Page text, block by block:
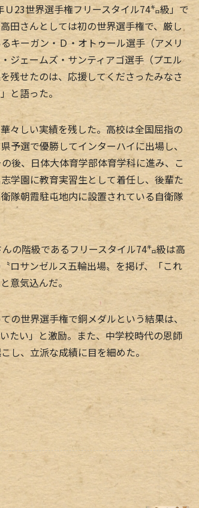
23世界選手権フリースタイル74㌔級」で
田さんとしては初の世界選手権で、厳し
キーガン・Ｄ・オトゥール選手（アメリ
ジェームズ・サンティアゴ選手（プエル
残せたのは、応援してくださったみなさ
と語った。
々しい実績を残した。高校は全国屈指の
予選で優勝してインターハイに出場し、
後、日体大体育学部体育学科に進み、こ
学園に教育実習生として着任し、後輩た
隊朝霞駐屯地内に設置されている自衛隊
の階級であるフリースタイル74㌔級は高
ロサンゼルス五輪出場〟を掲げ、「これ
意気込んだ。
世界選手権で銅メダルという結果は、
たい」と激励。また、中学校時代の恩師
し、立派な成績に目を細めた。